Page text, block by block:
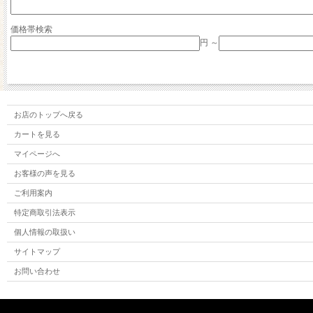
価格帯検索
円 ～
お店のトップへ戻る
カートを見る
マイページへ
お客様の声を見る
ご利用案内
特定商取引法表示
個人情報の取扱い
サイトマップ
お問い合わせ